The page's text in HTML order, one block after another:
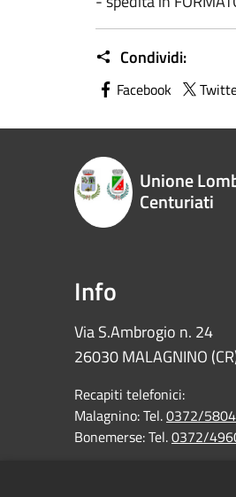
Condividi:
Facebook
Unione
Centuriati
Info
Via S.Ambrogio n. 24
26030 MALAGNINO
Recapiti telefonici:
Malagnino: Tel.0372/
Bonemerse: Tel.0372/